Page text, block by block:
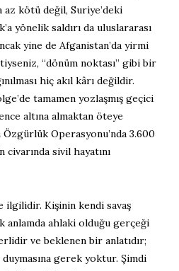
az kötü değil, Suriye’deki
yönelik saldırı da uluslararası
yine de Afganistan’da yirmi
“dönüm noktası” gibi bir
hiç akıl kârı değildir.
tamamen yozlaşmış geçici
altına almaktan öteye
Özgürlük Operasyonu’nda 3.600
sivil hayatını
ilgilidir. Kişinin kendi savaş
anlamda ahlaki olduğu gerçeği
ve beklenen bir anlatıdır;
gerek yoktur. Şimdi